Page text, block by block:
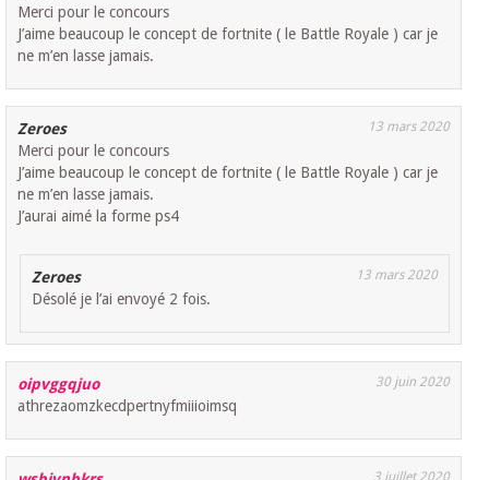
Merci pour le concours
J’aime beaucoup le concept de fortnite ( le Battle Royale ) car je
ne m’en lasse jamais.
Zeroes 13 mars 2020
Merci pour le concours
J’aime beaucoup le concept de fortnite ( le Battle Royale ) car je
ne m’en lasse jamais.
J’aurai aimé la forme ps4
Zeroes 13 mars 2020
Désolé je l’ai envoyé 2 fois.
oipvggqjuo 30 juin 2020
athrezaomzkecdpertnyfmiiioimsq
3 juillet 2020